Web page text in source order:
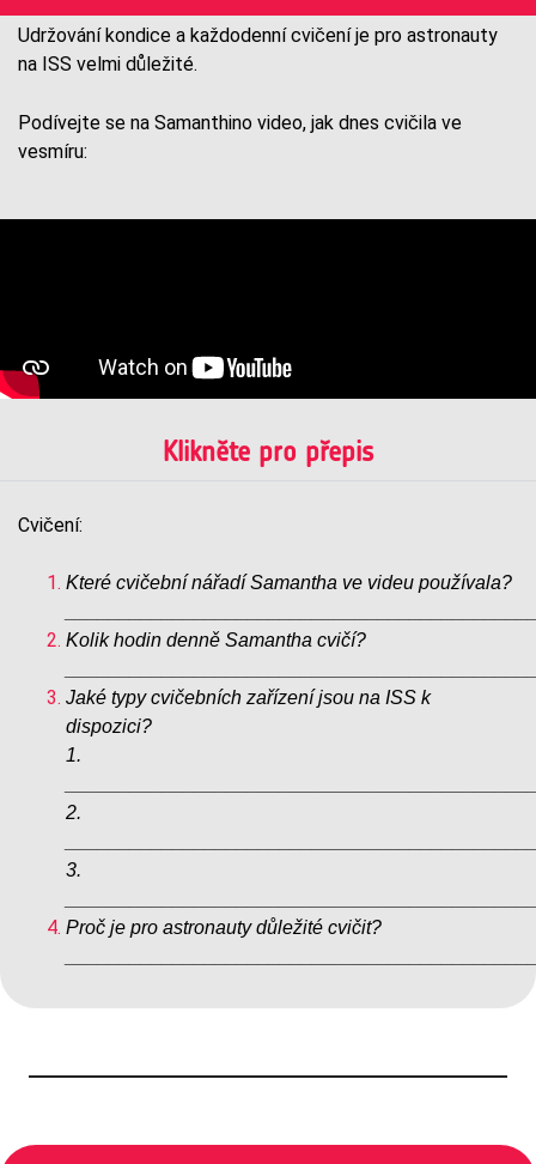
Udržování kondice a každodenní cvičení je pro astronauty
na ISS velmi důležité.
Podívejte se na Samanthino video, jak dnes cvičila ve
vesmíru:
Klikněte pro přepis
Cvičení:
Které cvičební nářadí Samantha ve videu používala?
Kolik hodin denně Samantha cvičí?
Jaké typy cvičebních zařízení jsou na ISS k
dispozici?
1.
2.
3.
Proč je pro astronauty důležité cvičit?